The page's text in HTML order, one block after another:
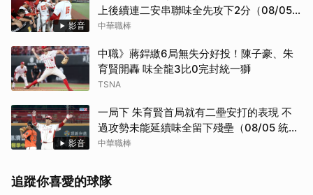
影音
上後續連二安串聯味全先攻下2分（08/05
統一 VS 味全）
中華職棒
中職》蔣銲繳6局無失分好投！陳子豪、朱
育賢開轟 味全龍3比0完封統一獅
TSNA
影音
一局下 朱育賢首局就有二壘安打的表現 不
過攻勢未能延續味全留下殘壘（08/05 統一
VS 味全）
中華職棒
追蹤你喜愛的球隊